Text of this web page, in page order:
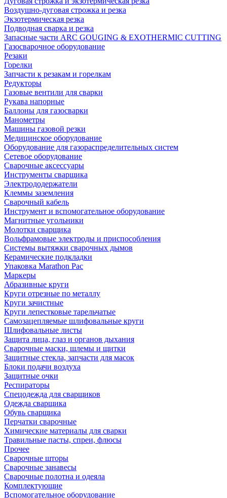
Воздушно-дуговая строжка и резка
Экзотермическая резка
Подводная сварка и резка
Запасные части ARC GOUGING & EXOTHERMIC CUTTING
Газосварочное оборудование
Резаки
Горелки
Запчасти к резакам и горелкам
Редукторы
Газовые вентили для сварки
Рукава напорные
Баллоны для газосварки
Манометры
Машины газовой резки
Медицинское оборудование
Оборудование для газораспределительных систем
Сетевое оборудование
Сварочные аксессуары
Инструменты сварщика
Электрододержатели
Клеммы заземления
Сварочный кабель
Инструмент и вспомогательное оборудование
Магнитные угольники
Молотки сварщика
Вольфрамовые электроды и приспособления
Системы вытяжки сварочных дымов
Керамические подкладки
Упаковка Marathon Pac
Маркеры
Абразивные круги
Круги отрезные по металлу
Круги зачистные
Круги лепестковые тарельчатые
Самозацепляемые шлифовальные круги
Шлифовальные листы
Защита лица, глаз и органов дыхания
Сварочные маски, шлемы и щитки
Защитные стекла, запчасти для масок
Блоки подачи воздуха
Защитные очки
Респираторы
Спецодежда для сварщиков
Одежда сварщика
Обувь сварщика
Перчатки сварочные
Химические материалы для сварки
Травильные пасты, спреи, флюсы
Прочее
Сварочные шторы
Сварочные занавесы
Сварочные полотна и одеяла
Комплектующие
Вспомогательное оборудование